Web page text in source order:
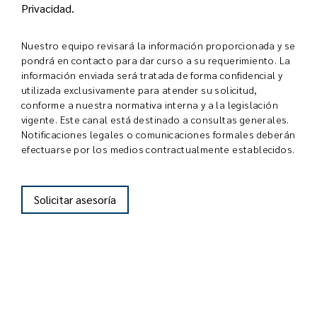
Privacidad.
Nuestro equipo revisará la información proporcionada y se
pondrá en contacto para dar curso a su requerimiento. La
información enviada será tratada de forma confidencial y
utilizada exclusivamente para atender su solicitud,
conforme a nuestra normativa interna y a la legislación
vigente. Este canal está destinado a consultas generales.
Notificaciones legales o comunicaciones formales deberán
efectuarse por los medios contractualmente establecidos.
Solicitar asesoría